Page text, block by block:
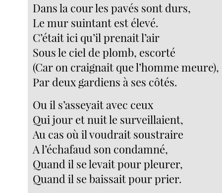
Dans la cour les pavés sont durs,
Le mur suintant est élevé.
C’était ici qu’il prenait l’air
Sous le ciel de plomb, escorté
(Car on craignait que l’homme meure),
Par deux gardiens à ses côtés.
Ou il s’asseyait avec ceux
Qui jour et nuit le surveillaient,
Au cas où il voudrait soustraire
A l’échafaud son condamné,
Quand il se levait pour pleurer,
Quand il se baissait pour prier.